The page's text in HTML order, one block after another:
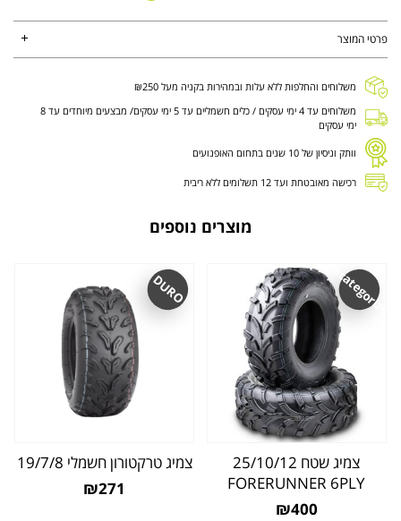
פרטי המוצר
משלוחים והחלפות ללא עלות ובמהירות בקניה מעל ₪250
משלוחים עד 4 ימי עסקים / כלים חשמליים עד 5 ימי עסקים/ מבצעים מיוחדים עד 8
ימי עסקים
וותק וניסיון של 10 שנים בתחום האופנועים
רכישה מאובטחת ועד 12 תשלומים ללא ריבית
מוצרים נוספים
Uncategorized
צמיג שטח 25/10/12
FORERUNNER 6PLY
₪400
DURO
צמיג טרקטורון חשמלי 19/7/8
₪271